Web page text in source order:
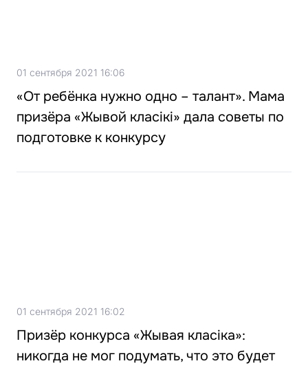
01 сентября 2021 16:06
«От ребёнка нужно одно – талант». Мама
призёра «Жывой класікі» дала советы по
подготовке к конкурсу
01 сентября 2021 16:02
Призёр конкурса «Жывая класіка»:
никогда не мог подумать, что это будет